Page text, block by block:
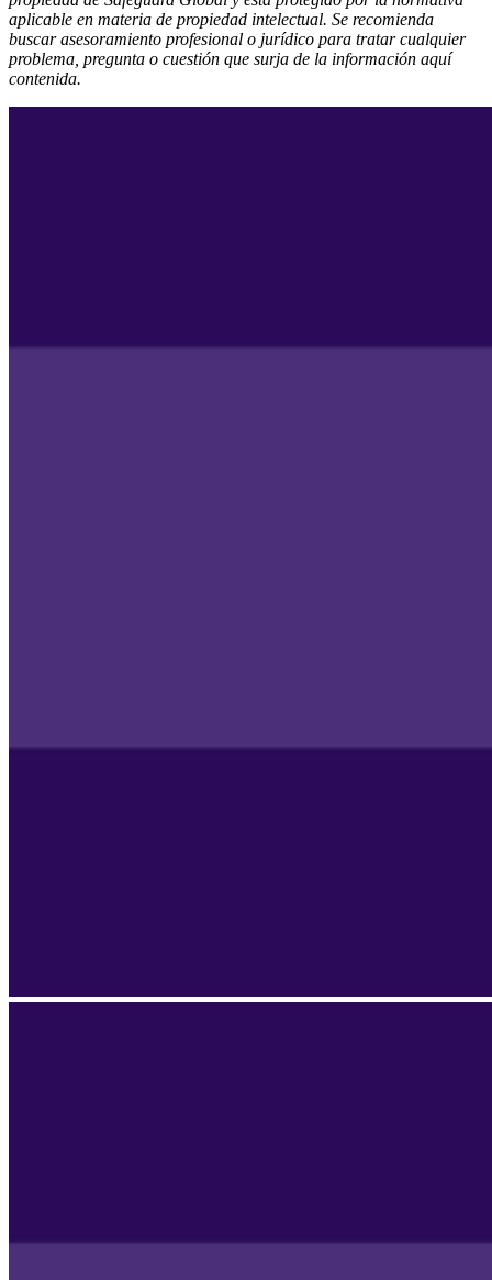
aplicable en materia de propiedad intelectual. Se recomienda
buscar asesoramiento profesional o jurídico para tratar cualquier
problema, pregunta o cuestión que surja de la información aquí
contenida.